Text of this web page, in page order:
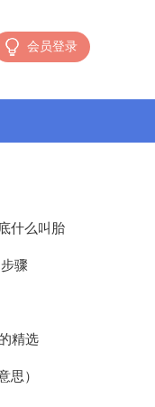
会员登录
什么叫胎
骤
精选
思）